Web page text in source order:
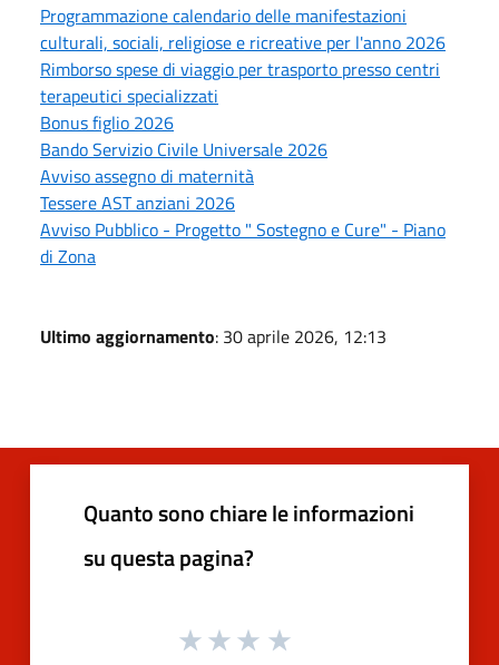
Programmazione calendario delle manifestazioni
culturali, sociali, religiose e ricreative per l'anno 2026
Rimborso spese di viaggio per trasporto presso centri
terapeutici specializzati
Bonus figlio 2026
Bando Servizio Civile Universale 2026
Avviso assegno di maternità
Tessere AST anziani 2026
Avviso Pubblico - Progetto " Sostegno e Cure" - Piano
di Zona
Ultimo aggiornamento: 30 aprile 2026, 12:13
Quanto sono chiare le informazioni
su questa pagina?